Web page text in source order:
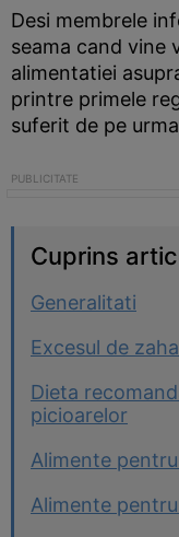
Desi membrele
seama cand vine
alimentatiei
printre primele
suferit de pe
Cuprins
Generalitati
Excesul de
Dieta
picioarelor
Alimente
Alimente